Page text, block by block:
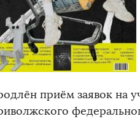
приём заявок на